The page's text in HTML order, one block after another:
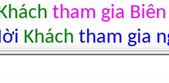
tham gia
Khách tham gia